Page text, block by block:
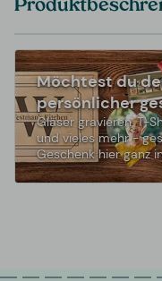
Möchtest du
persönlicher
Gläser gravieren, T-
und vieles mehr -
Geschenk hier ganz